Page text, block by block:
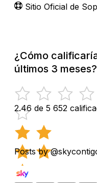
Sitio Oficial de
¿Cómo
últimos 3 meses?
2.46 de 5 652
Posts by